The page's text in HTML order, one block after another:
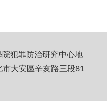
犯罪防治研究中心地
大安區辛亥路三段81